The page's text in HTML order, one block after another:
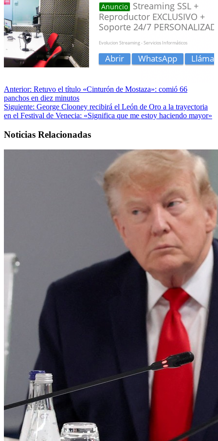
Anterior: Retuvo el título «Cinturón de Mostaza»: comió 66
panchos en diez minutos
Siguiente: George Clooney recibirá el León de Oro a la trayectoria
en el Festival de Venecia: «Significa que me estoy haciendo mayor»
Noticias Relacionadas